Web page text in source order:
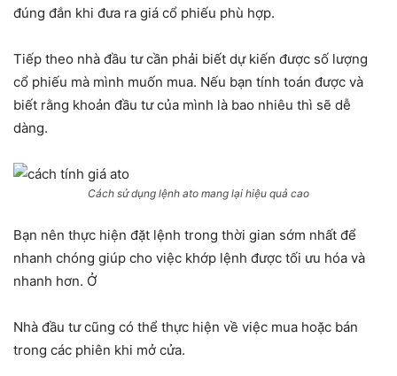
đúng đắn khi đưa ra giá cổ phiếu phù hợp.
Tiếp theo nhà đầu tư cần phải biết dự kiến được số lượng
cổ phiếu mà mình muốn mua. Nếu bạn tính toán được và
biết rằng khoản đầu tư của mình là bao nhiêu thì sẽ dễ
dàng.
Cách sử dụng lệnh ato mang lại hiệu quả cao
Bạn nên thực hiện đặt lệnh trong thời gian sớm nhất để
nhanh chóng giúp cho việc khớp lệnh được tối ưu hóa và
nhanh hơn. Ở
Nhà đầu tư cũng có thể thực hiện về việc mua hoặc bán
trong các phiên khi mở cửa.